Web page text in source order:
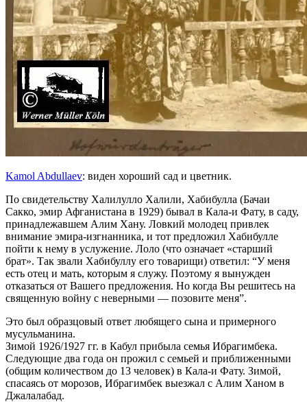
Kamol Abdullaev: виден хороший сад и цветник.
По свидетельству Халилулло Халили, Хабибулла (Бачаи
Сакко, эмир Афганистана в 1929) бывал в Кала-и Фату, в саду,
принадлежавшем Алим Хану. Ловкий молодец привлек
внимание эмира-изгнанника, и тот предложил Хабибулле
пойти к нему в услужение. Лоло (что означает «старший
брат». Так звали Хабибуллу его товарищи) ответил: “У меня
есть отец и мать, которым я служу. Поэтому я вынужден
отказаться от Вашего предложения. Но когда Вы решитесь на
священную войну с неверными — позовите меня”.
Это был образцовый ответ любящего сына и примерного
мусульманина.
Зимой 1926/1927 гг. в Кабул прибыла семья Ибрагимбека.
Следующие два года он прожил с семьей и приближенными
(общим количеством до 13 человек) в Кала-и Фату. Зимой,
спасаясь от морозов, Ибрагимбек выезжал с Алим Ханом в
Джалалабад.